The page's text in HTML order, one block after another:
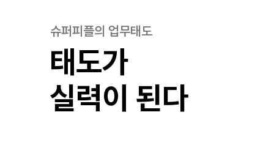
슈퍼피플의 업무태도
태도가
​실력이 된다